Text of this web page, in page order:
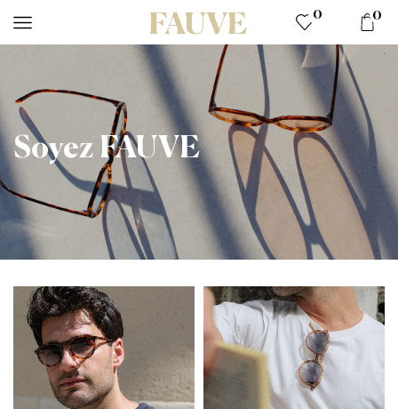
0 0
Soyez FAUVE